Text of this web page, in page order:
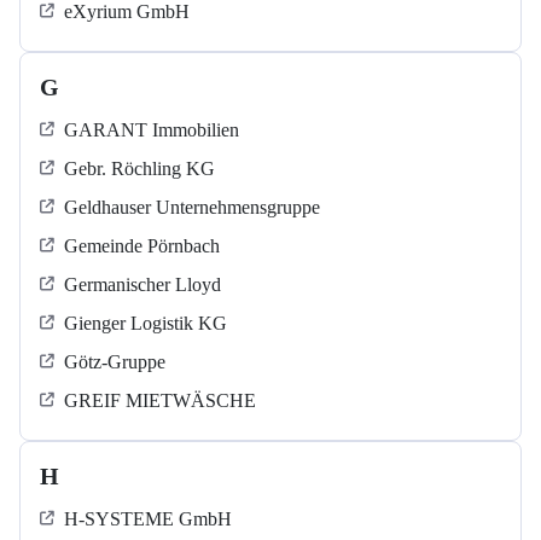
eXyrium GmbH
G
GARANT Immobilien
Gebr. Röchling KG
Geldhauser Unternehmensgruppe
Gemeinde Pörnbach
Germanischer Lloyd
Gienger Logistik KG
Götz-Gruppe
GREIF MIETWÄSCHE
H
H-SYSTEME GmbH